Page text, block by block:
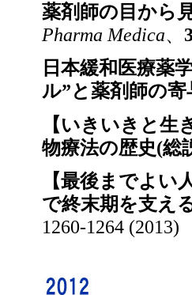
薬剤師の目から
Pharma Medica、
日本緩和医療薬
ル”と薬剤師の寄
【いきいきと
物療法の歴史(総
【最後までよ
で終末期を支え
1260-1264 (2013)